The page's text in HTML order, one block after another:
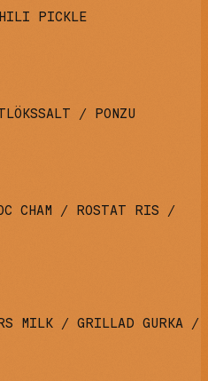
PICKLE
/ PONZU
CHAM / ROSTAT RIS /
MILK / GRILLAD GURKA /